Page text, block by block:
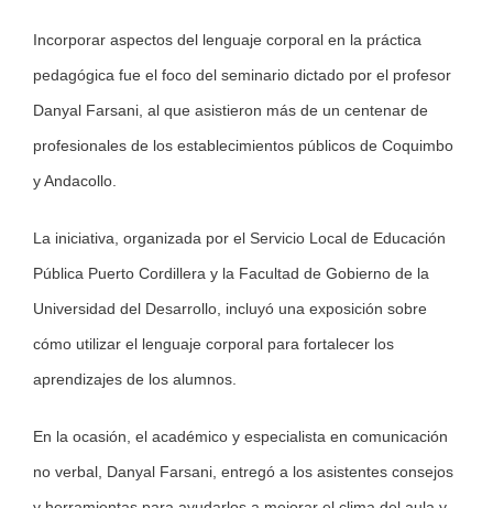
Incorporar aspectos del lenguaje corporal en la práctica
pedagógica fue el foco del seminario dictado por el profesor
Danyal Farsani, al que asistieron más de un centenar de
profesionales de los establecimientos públicos de Coquimbo
y Andacollo.
La iniciativa, organizada por el Servicio Local de Educación
Pública Puerto Cordillera y la Facultad de Gobierno de la
Universidad del Desarrollo, incluyó una exposición sobre
cómo utilizar el lenguaje corporal para fortalecer los
aprendizajes de los alumnos.
En la ocasión, el académico y especialista en comunicación
no verbal, Danyal Farsani, entregó a los asistentes consejos